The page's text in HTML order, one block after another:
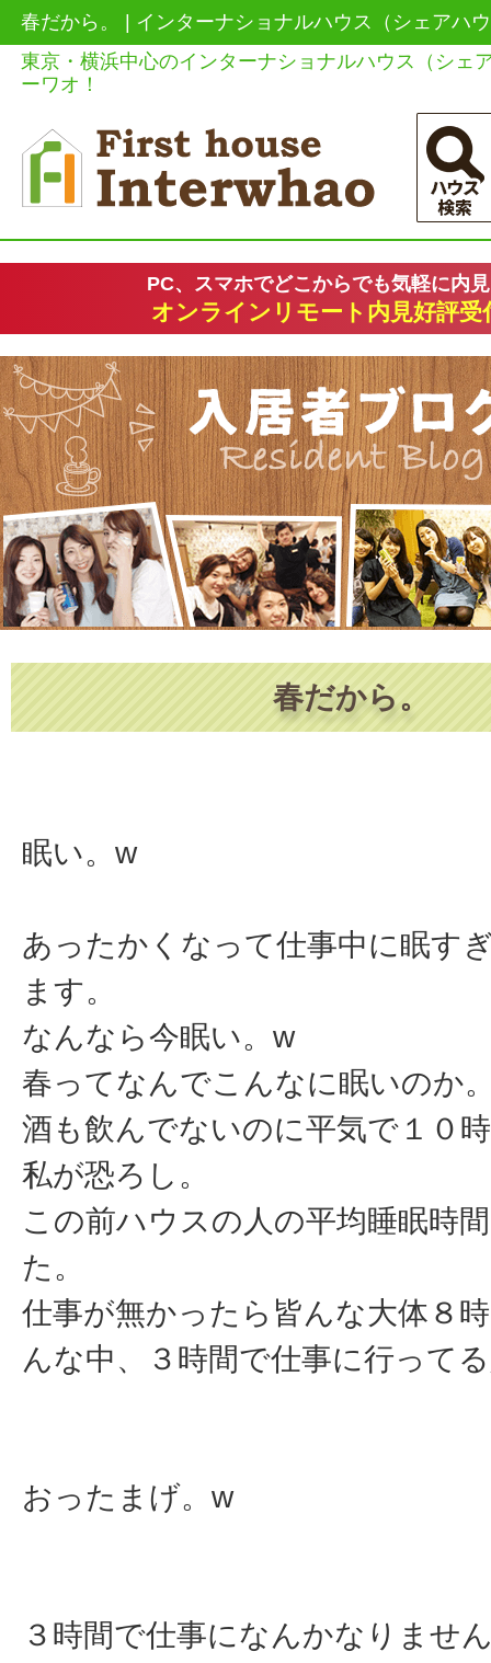
春だから。 | インターナショナルハウス（シェアハ
東京・横浜中心のインターナショナルハウス（シェ
ーワオ！
PC、スマホでどこからでも気軽に内
オンラインリモート内見好評受
春だから。
眠い。w
あったかくなって仕事中に眠す
ます。
なんなら今眠い。w
春ってなんでこんなに眠いのか
酒も飲んでないのに平気で１０
私が恐ろし。
この前ハウスの人の平均睡眠時
た。
仕事が無かったら皆んな大体８
んな中、３時間で仕事に行って
おったまげ。w
３時間で仕事になんかなりませ